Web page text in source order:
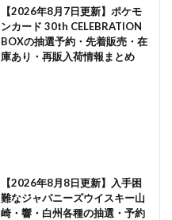
【2026年8月7日更新】ポケモ
ンカード 30th CELEBRATION
BOXの抽選予約・先着販売・在
庫あり・再販入荷情報まとめ
【2026年8月8日更新】入手困
難なジャパニーズウイスキー山
崎・響・白州各種の抽選・予約